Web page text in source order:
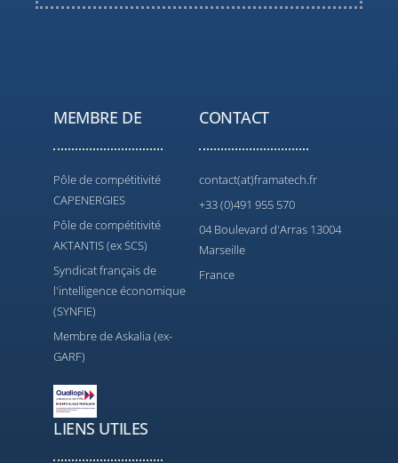
MEMBRE DE
Pôle de compétitivité
CAPENERGIES
Pôle de compétitivité
AKTANTIS (ex SCS)
Syndicat français de
l'intelligence économique
(SYNFIE)
Membre de Askalia (ex-
GARF)
CONTACT
contact(at)framatech.fr
+33 (0)491 955 570
04 Boulevard d'Arras 13004
Marseille
France
LIENS UTILES